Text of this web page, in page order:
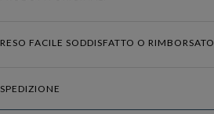
RESO FACILE SODDISFATTO O RIMBORSATO
SPEDIZIONE